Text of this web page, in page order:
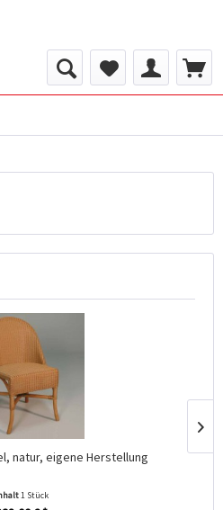
natur, eigene Herstellung
1 Stück